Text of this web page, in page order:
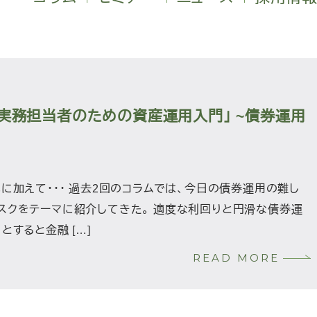
務担当者のための資産運用入門」 ~債券運用
加えて・・・ 過去2回のコラムでは、今日の債券運用の難し
クをテーマに紹介してきた。 適度な利回りと円滑な債券運
すると金融 […]
READ MORE